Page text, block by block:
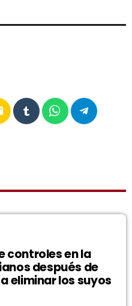
controles en la
después de
eliminar los suyos